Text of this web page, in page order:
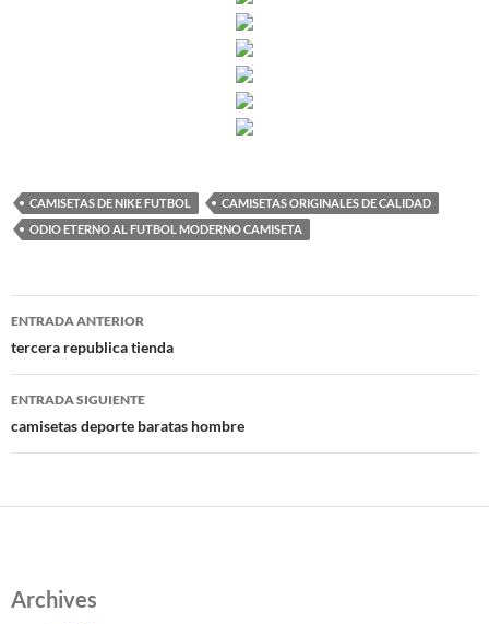
CAMISETAS DE NIKE FUTBOL
CAMISETAS ORIGINALES DE CALIDAD
ODIO ETERNO AL FUTBOL MODERNO CAMISETA
Navegación
de
entradas
ENTRADA ANTERIOR
tercera republica tienda
ENTRADA SIGUIENTE
camisetas deporte baratas hombre
Archives